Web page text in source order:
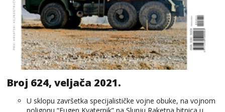
Broj 624, veljača 2021.
U sklopu završetka specijalističke vojne obuke, na vojnom
poligonu “Eugen Kvaternik” na Slunju Raketna bitnica u